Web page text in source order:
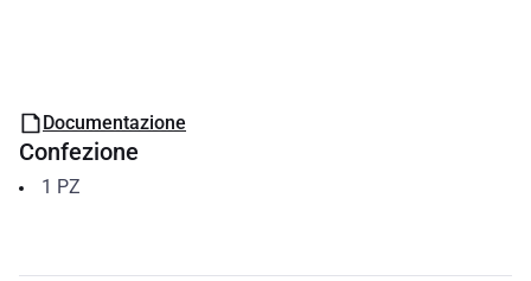
Documentazione
Confezione
1 PZ